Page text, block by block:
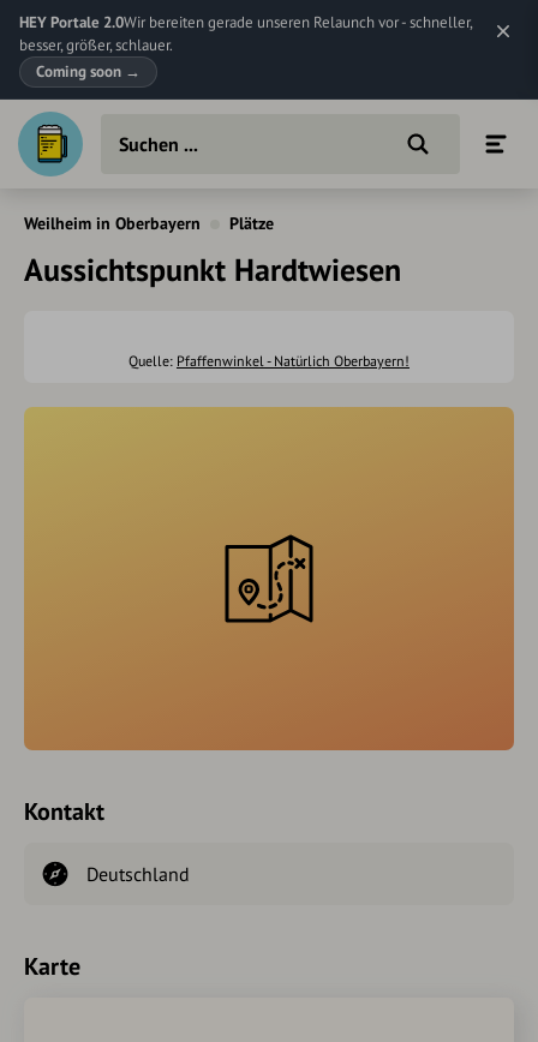
HEY Portale 2.0Wir bereiten gerade unseren Relaunch vor - schneller,
besser, größer, schlauer.
Coming soon →
Weilheim in Oberbayern Plätze
Aussichtspunkt Hardtwiesen
Quelle: Pfaffenwinkel - Natürlich Oberbayern!
Kontakt
Deutschland
Karte